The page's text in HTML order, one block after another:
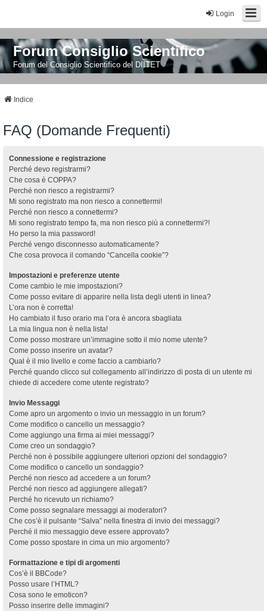
Login
Forum Consiglio Scientifico
Forum del Consiglio Scientifico del DIITET
Indice
FAQ (Domande Frequenti)
Connessione e registrazione
Perché devo registrarmi?
Che cosa è COPPA?
Perché non riesco a registrarmi?
Mi sono registrato ma non riesco a connettermi!
Perché non riesco a connettermi?
Mi sono registrato tempo fa, ma non riesco più a connettermi?!
Ho perso la mia password!
Perché vengo disconnesso automaticamente?
Che cosa provoca il comando “Cancella cookie”?
Impostazioni e preferenze utente
Come cambio le mie impostazioni?
Come posso evitare di apparire nella lista degli utenti in linea?
L’ora non è corretta!
Ho cambiato il fuso orario ma l’ora è ancora sbagliata
La mia lingua non è nella lista!
Come posso mostrare un’immagine sotto il mio nome utente?
Come posso inserire un avatar?
Qual è il mio livello e come faccio a cambiarlo?
Perché quando clicco sul collegamento all’indirizzo di posta di un utente mi
chiede di accedere come utente registrato?
Invio Messaggi
Come apro un argomento o invio un messaggio in un forum?
Come modifico o cancello un messaggio?
Come aggiungo una firma ai miei messaggi?
Come creo un sondaggio?
Perché non è possibile aggiungere ulteriori opzioni del sondaggio?
Come modifico o cancello un sondaggio?
Perché non riesco ad accedere a un forum?
Perché non riesco ad aggiungere allegati?
Perché ho ricevuto un richiamo?
Come posso segnalare messaggi ai moderatori?
Che cos’è il pulsante “Salva” nella finestra di invio dei messaggi?
Perché il mio messaggio deve essere approvato?
Come posso spostare in cima un mio argomento?
Formattazione e tipi di argomenti
Cos’è il BBCode?
Posso usare l’HTML?
Cosa sono le emoticon?
Posso inserire delle immagini?